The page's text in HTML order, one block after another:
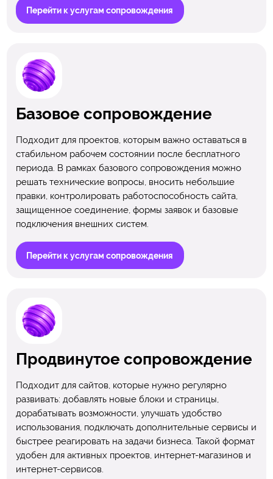
Перейти к услугам сопровождения
Базовое сопровождение
Подходит для проектов, которым важно оставаться в
стабильном рабочем состоянии после бесплатного
периода. В рамках базового сопровождения можно
решать технические вопросы, вносить небольшие
правки, контролировать работоспособность сайта,
защищенное соединение, формы заявок и базовые
подключения внешних систем.
Перейти к услугам сопровождения
Продвинутое сопровождение
Подходит для сайтов, которые нужно регулярно
развивать: добавлять новые блоки и страницы,
дорабатывать возможности, улучшать удобство
использования, подключать дополнительные сервисы и
быстрее реагировать на задачи бизнеса. Такой формат
удобен для активных проектов, интернет-магазинов и
интернет-сервисов.